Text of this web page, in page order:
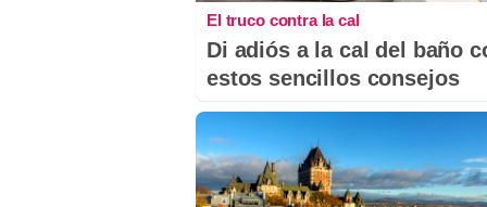
El truco contra la cal
Di adiós a la cal del baño
estos sencillos consejos